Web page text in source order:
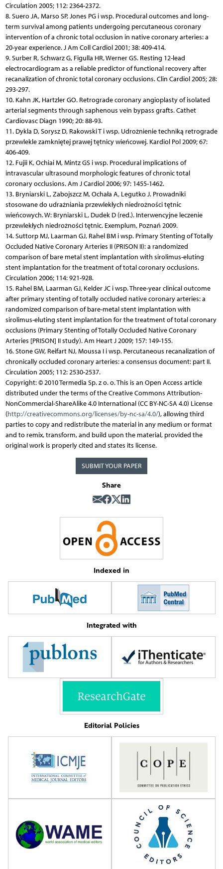
Circulation 2005; 112: 2364-2372.
8. Suero JA, Marso SP, Jones PG i wsp. Procedural outcomes and long-
term survival among patients undergoing percutaneous coronary
intervention of a chronic total occlusion in native coronary arteries: a
20-year experience. J Am Coll Cardiol 2001; 38: 409-414.
9. Surber R, Schwarz G, Figulla HR, Werner GS. Resting 12-lead
electrocardiogram as a reliable predictor of functional recovery after
recanalization of chronic total coronary occlusions. Clin Cardiol 2005; 28:
293-297.
10. Kahn JK, Hartzler GO. Retrograde coronary angioplasty of isolated
arterial segments through saphenous vein bypass grafts. Cathet
Cardiovasc Diagn 1990; 20: 88-93.
11. Dykla D, Sorysz D, Rakowski T i wsp. Udrożnienie techniką retrograde
przewlekle zamkniętej prawej tętnicy wieńcowej. Kardiol Pol 2009; 67:
406-409.
12. Fujii K, Ochiai M, Mintz GS i wsp. Procedural implications of
intravascular ultrasound morphologic features of chronic total
coronary occlusions. Am J Cardiol 2006; 97: 1455-1462.
13. Bryniarski L, Zabojszcz M, Ochała A, Legutko J. Prowadniki
stosowane do udrażniania przewlekłych niedrożności tętnic
wieńcowych. W: Bryniarski L, Dudek D (red.). Interwencyjne leczenie
przewlekłych niedrożności tętnic. Exemplum, Poznań 2009.
14. Suttorp MJ, Laarman GJ, Rahel BM i wsp. Primary Stenting of Totally
Occluded Native Coronary Arteries II (PRISON II): a randomized
comparison of bare metal stent implantation with sirolimus-eluting
stent implantation for the treatment of total coronary occlusions.
Circulation 2006; 114: 921-928.
15. Rahel BM, Laarman GJ, Kelder JC i wsp. Three-year clinical outcome
after primary stenting of totally occluded native coronary arteries: a
randomized comparison of bare-metal stent implantation with
sirolimus-eluting stent implantation for the treatment of total coronary
occlusions (Primary Stenting of Totally Occluded Native Coronary
Arteries [PRISON] II study). Am Heart J 2009; 157: 149-155.
16. Stone GW, Reifart NJ, Moussa I i wsp. Percutaneous recanalization of
chronically occluded coronary arteries: a consensus document: part II.
Circulation 2005; 112: 2530-2537.
Copyright: © 2010 Termedia Sp. z o. o. This is an Open Access article
distributed under the terms of the Creative Commons Attribution-
NonCommercial-ShareAlike 4.0 International (CC BY-NC-SA 4.0) License
(http://creativecommons.org/licenses/by-nc-sa/4.0/), allowing third
parties to copy and redistribute the material in any medium or format
and to remix, transform, and build upon the material, provided the
original work is properly cited and states its license.
SUBMIT YOUR PAPER
Share
Indexed in
Integrated with
Editorial Policies